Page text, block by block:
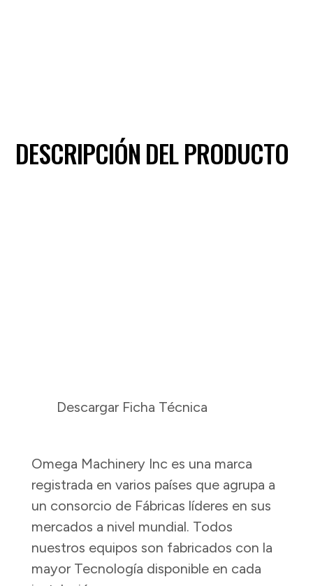
DESCRIPCIÓN DEL PRODUCTO
Descargar Ficha Técnica
Omega Machinery Inc es una marca
registrada en varios países que agrupa a
un consorcio de Fábricas líderes en sus
mercados a nivel mundial. Todos
nuestros equipos son fabricados con la
mayor Tecnología disponible en cada